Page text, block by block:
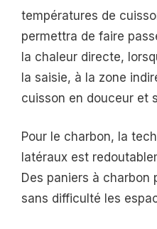
températures de
permettra de faire
la chaleur directe,
la saisie, à la zone
cuisson en douceur et
Pour le charbon, la
latéraux est
Des paniers à
sans difficulté les